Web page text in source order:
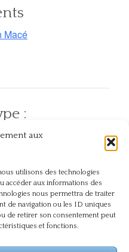
aux
utilisons des technologies
accéder aux informations des
nous permettra de traiter
de navigation ou les ID uniques
de retirer son consentement peut
et fonctions.
Macé
:
:
En plein air Journée